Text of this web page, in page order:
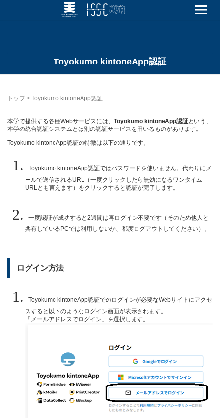
Toyokumo kintoneApp認証
トップ> Toyokumo kintoneApp認証
本学で提供する各種Webサービスには、 Toyokumo kintoneApp認証という、
本学の統合認証システムとは別の認証サービスを用いるものがあります。
Toyokumo kintoneApp認証の特徴は以下の通りです。
Toyokumo kintoneApp認証ではパスワードを使いません。代わりにメ
ールで送信されるURL（一度クリックしたら無効になるワンタイム
URLとも言えます）をクリックすると認証が完了します。
一度認証が成功すると2週間は再ログイン不要です（そのため他人と
共有しているPCでは利用しないか、都度ログアウトしてください）。
ログイン方法
Toyokumo kintoneApp認証でのログインが必要なWebサイトにアクセ
スすると以下のようなログイン画面が表示されます。
「メールアドレスでログイン」を選択します。